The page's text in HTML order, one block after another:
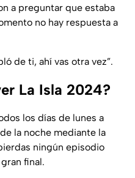
a preguntar que estaba
no hay respuesta a
de ti, ahí vas otra vez”.
La Isla 2024?
los días de lunes a
la noche mediante la
ningún episodio
final.